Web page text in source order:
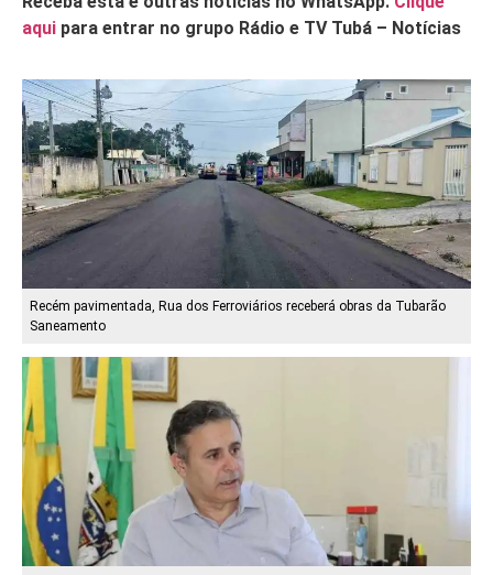
aqui para entrar no grupo Rádio e TV Tubá – Notícias
Recém pavimentada, Rua dos Ferroviários receberá obras da Tubarão
Saneamento